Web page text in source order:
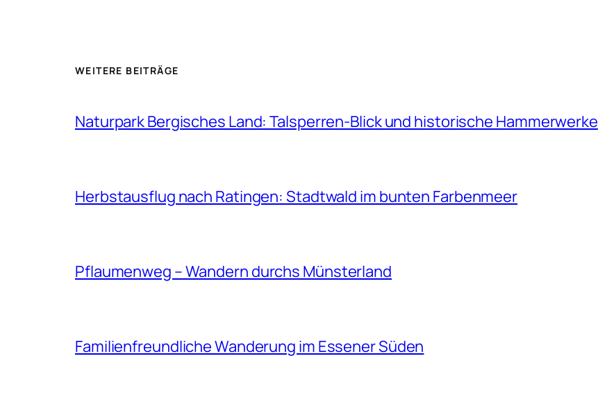
WEITERE BEITRÄGE
Naturpark Bergisches Land: Talsperren-Blick und historische Hammerwerke
Herbstausflug nach Ratingen: Stadtwald im bunten Farbenmeer
Pflaumenweg – Wandern durchs Münsterland
Familienfreundliche Wanderung im Essener Süden